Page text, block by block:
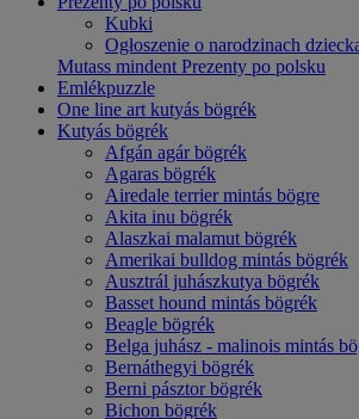
Kubki
Ogłoszenie o narodzinach
Mutass mindent Prezenty po polsku
Emlékpuzzle
One line art kutyás bögrék
Kutyás bögrék
Afgán agár bögrék
Agaras bögrék
Airedale terrier mintás bögre
Akita inu bögrék
Alaszkai malamut bögrék
Amerikai bulldog mintás bögrék
Ausztrál juhászkutya bögrék
Basset hound mintás bögrék
Beagle bögrék
Belga juhász - malinois mintás
Bernáthegyi bögrék
Berni pásztor bögrék
Bichon bögrék